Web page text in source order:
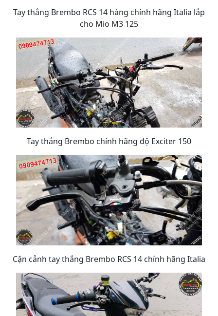
Tay thắng Brembo RCS 14 hàng chính hãng Italia lắp
cho Mio M3 125
Tay thắng Brembo chính hãng độ Exciter 150
Cận cảnh tay thắng Brembo RCS 14 chính hãng Italia